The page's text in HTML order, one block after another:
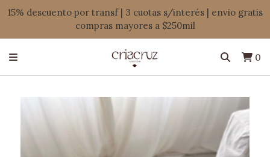
15% descuento por transf | 3 cuotas s/interés | envio gratis
compras mayores a $250mil
0